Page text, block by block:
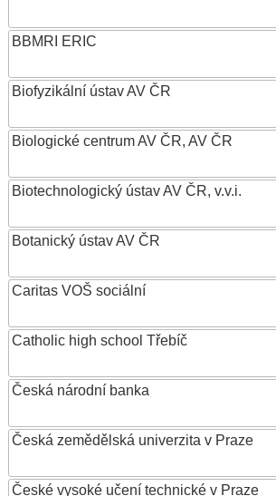
BBMRI ERIC
Biofyzikální ústav AV ČR
Biologické centrum AV ČR, AV ČR
Biotechnologický ústav AV ČR, v.v.i.
Botanický ústav AV ČR
Caritas VOŠ sociální
Catholic high school Třebíč
Česká národní banka
Česká zemědělská univerzita v Praze
České vysoké učení technické v Praze